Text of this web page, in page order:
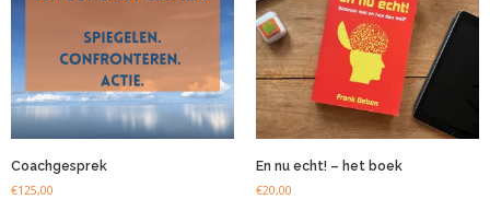
Coachgesprek
€125,00
En nu echt! – het boek
€20,00